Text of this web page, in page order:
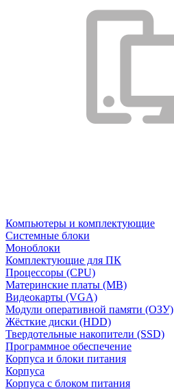
Компьютеры и комплектующие
Системные блоки
Моноблоки
Комплектующие для ПК
Процессоры (CPU)
Материнские платы (MB)
Видеокарты (VGA)
Модули оперативной памяти (ОЗУ)
Жёсткие диски (HDD)
Твердотельные накопители (SSD)
Программное обеспечение
Корпуса и блоки питания
Корпуса
Корпуса с блоком питания